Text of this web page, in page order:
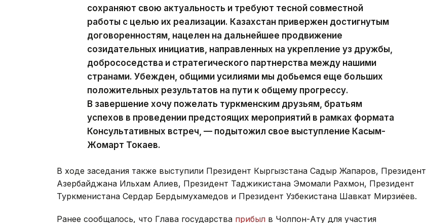
сохраняют свою актуальность и требуют тесной совместной
работы с целью их реализации. Казахстан привержен достигнутым
договоренностям, нацелен на дальнейшее продвижение
созидательных инициатив, направленных на укрепление уз дружбы,
добрососедства и стратегического партнерства между нашими
странами. Убежден, общими усилиями мы добьемся еще больших
положительных результатов на пути к общему прогрессу.
В завершение хочу пожелать туркменским друзьям, братьям
успехов в проведении предстоящих мероприятий в рамках формата
Консультативных встреч, — подытожил свое выступление Касым-
Жомарт Токаев.
В ходе заседания также выступили Президент Кыргызстана Садыр Жапаров, Президент
Азербайджана Ильхам Алиев, Президент Таджикистана Эмомали Рахмон, Президент
Туркменистана Сердар Бердымухамедов и Президент Узбекистана Шавкат Мирзиёев.
Ранее сообщалось, что Глава государства прибыл в Чолпон-Ату для участия